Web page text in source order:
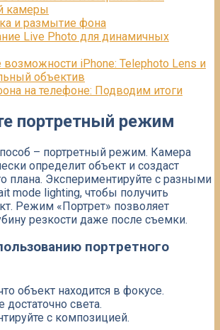
камеры
и размытие фона
Live Photo для динамичных
iPhone: Telephoto Lens и
объектив
на телефоне: Подводим итоги
портретный режим
– портретный режим. Камера
определит объект и создаст
плана. Экспериментируйте с разными
mode lighting, чтобы получить
Режим «Портрет» позволяет
резкости даже после съемки.
портретного
объект находится в фокусе.
достаточно света.
с композицией.